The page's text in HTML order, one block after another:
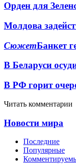
Орден для
Молдова
СюжетБанкет
В Беларуси
В РФ горит
Читать комментарии
Новости мира
Последние
Популярные